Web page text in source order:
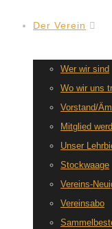
Der Verein
Wer wir sind
Wo wir uns
Vorstand/
Mitglied
Unser
Stockwaage
Vereins-
Vereinsabo